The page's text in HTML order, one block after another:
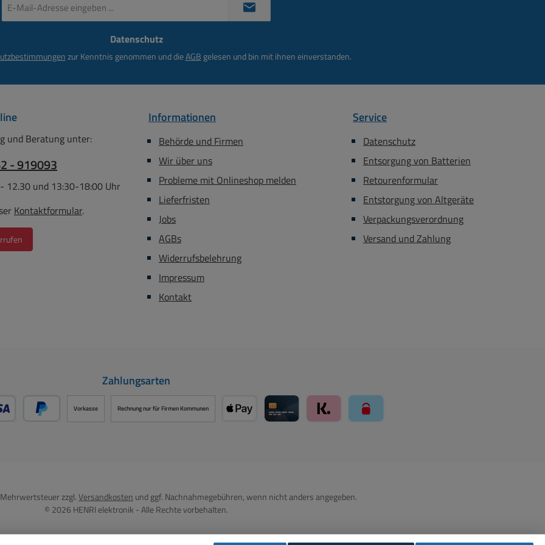
0,5m
vergossen Schutzart IP67
105°C MM Zeichen
Abmessungen.: L:108mm B:
1,7kg Ersetzt auch bedingt
Mail-
Datenschutz
zur Kenntnis genommen und dieAGB gelesen und bin mit ihnen einverstanden.
und Beratung unter:
- 919093
12.30 und 13:30-18:00 Uhr
Kontaktformular.
Informationen
Behörde und Firmen
Wir über uns
Probleme mit Onlineshop melden
Lieferfristen
Jobs
AGBs
Widerrufsbelehrung
Impressum
Kontakt
Service
Datenschutz
Entsorgung von Batterien
Retourenformular
Entstorgung von Altgeräte
Verpackungsverordnung
Versand und Zahlung
Zahlungsarten
Vorkasse Rechnung nur für Firmen Kommunen
zzgl.Versandkosten und ggf. Nachnahmegebühren, wenn nicht anders angegeben.
© 2026 HENRI elektronik - Alle Rechte vorbehalten.